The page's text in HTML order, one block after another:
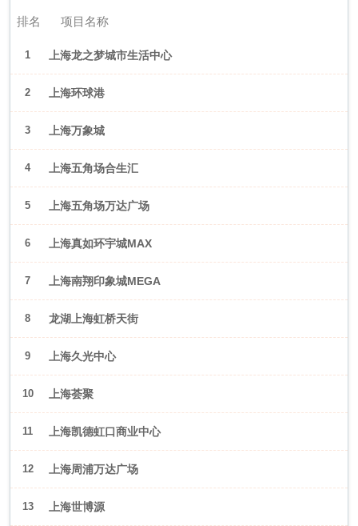
排名 项目名称
1 上海龙之梦城市生活中心
2 上海环球港
3 上海万象城
4 上海五角场合生汇
5 上海五角场万达广场
6 上海真如环宇城MAX
7 上海南翔印象城MEGA
8 龙湖上海虹桥天街
9 上海久光中心
10 上海荟聚
11 上海凯德虹口商业中心
12 上海周浦万达广场
13 上海世博源